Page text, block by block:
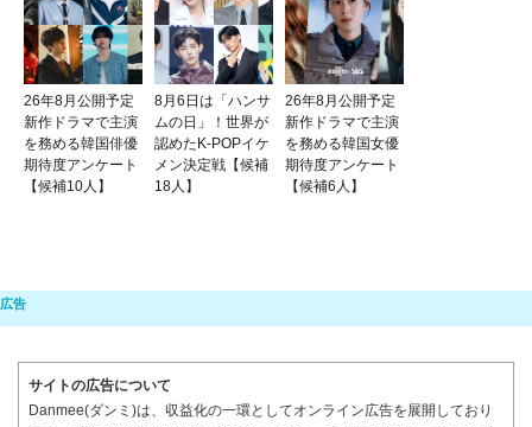
26年8月公開予定
新作ドラマで主演
を務める韓国俳優
期待度アンケート
【候補10人】
8月6日は「ハンサ
ムの日」！世界が
認めたK-POPイケ
メン決定戦【候補
18人】
26年8月公開予定
新作ドラマで主演
を務める韓国女優
期待度アンケート
【候補6人】
サイトの広告について
Danmee(ダンミ)は、収益化の一環としてオンライン広告を展開しており